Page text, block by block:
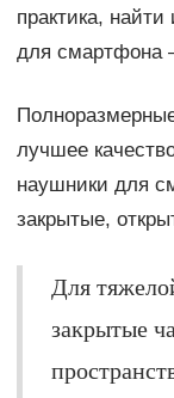
практика,
для смартфона
лучшее
наушники для
закрытые,
Для
закрытые